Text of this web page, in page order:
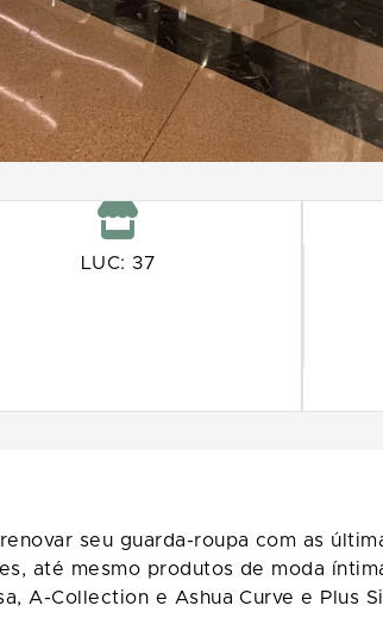
LUC: 37
seu guarda-roupa com as
até mesmo produtos de moda
A-Collection e Ashua Curve e Plus